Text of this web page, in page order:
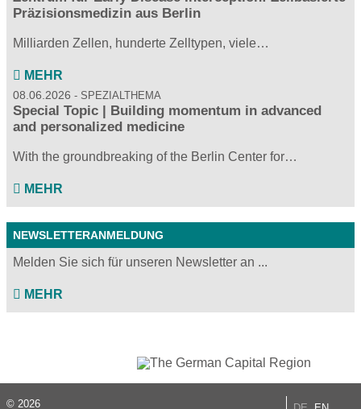
Präzisionsmedizin aus Berlin
Milliarden Zellen, hunderte Zelltypen, viele…
MEHR
08.06.2026 SPEZIALTHEMA
Special Topic | Building momentum in advanced
and personalized medicine
With the groundbreaking of the Berlin Center for…
MEHR
NEWSLETTERANMELDUNG
Melden Sie sich für unseren Newsletter an ...
MEHR
© 2026